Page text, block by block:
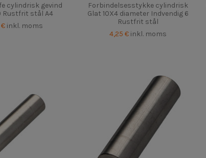
cylindrisk gevind
Rustfrit stål A4
€ inkl. moms
Forbindelsesstykke cylindrisk
Glat 10X4 diameter Indvendig 6
Rustfrit stål
4,25 € inkl. moms